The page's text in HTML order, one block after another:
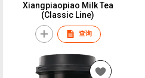
Xiangpiaopiao Milk Tea
(Classic Line)
查询